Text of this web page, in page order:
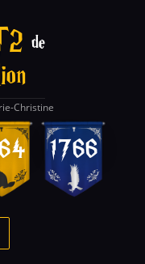
de
Christine
1766